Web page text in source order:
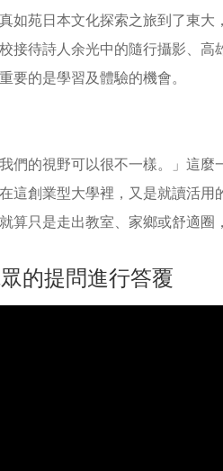
如苑日本文化探索之旅到了東
接待詩人余光中的隨行攝影、
要的是學習及體驗的機會。
們的視野可以很不一樣。」這
這創業型大學裡，又是就讀活
算只是走出教室、家鄉或舒適圈
的提問進行答覆